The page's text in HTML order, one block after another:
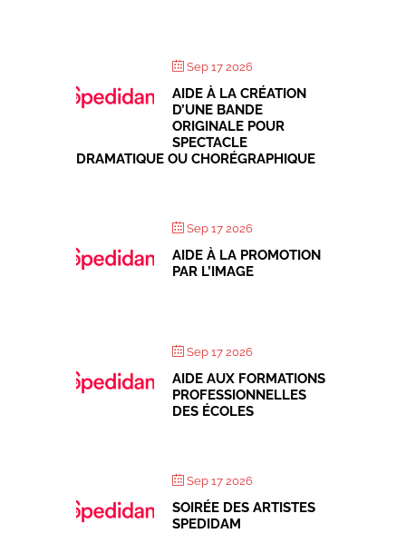
Sep 17 2026
AIDE À LA CRÉATION
D’UNE BANDE
ORIGINALE POUR
SPECTACLE
DRAMATIQUE OU CHORÉGRAPHIQUE
Sep 17 2026
AIDE À LA PROMOTION
PAR L’IMAGE
Sep 17 2026
AIDE AUX FORMATIONS
PROFESSIONNELLES
DES ÉCOLES
Sep 17 2026
SOIRÉE DES ARTISTES
SPEDIDAM